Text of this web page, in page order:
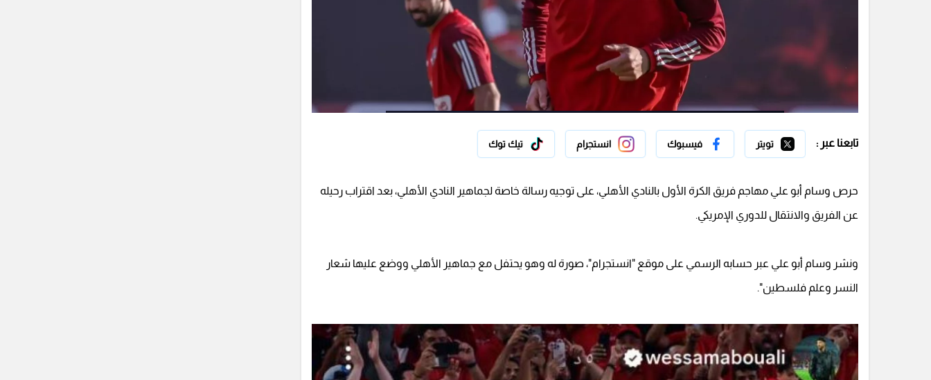
تابعنا عبر : تويتر فيسبوك انستجرام تيك توك
حرص وسام أبو علي مهاجم فريق الكرة الأول بالنادي الأهلي، على توجيه رسالة خاصة لجماهير النادي الأهلي، بعد اقتراب رحيله
عن الفريق والانتقال للدوري الإمريكي.
ونشر وسام أبو علي عبر حسابه الرسمي على موقع "انستجرام"، صورة له وهو يحتفل مع جماهير الأهلي ووضع عليها شعار
النسر وعلم فلسطين".